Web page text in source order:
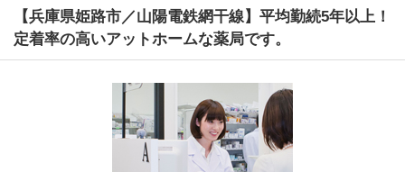
【兵庫県姫路市／山陽電鉄網干線】平均勤続5年以上！
定着率の高いアットホームな薬局です。